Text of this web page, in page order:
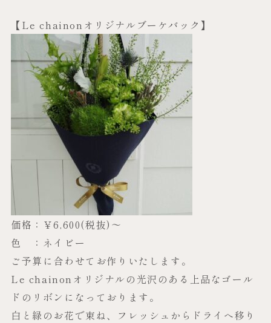
【Le chainonオリジナルブーケバック】
価格：￥6,600(税抜)～
色 ：ネイビー
ご予算に合わせてお作りいたします。
Le chainonオリジナルの光沢のある上品なゴール
ドのリボンになっております。
白と緑のお花で束ね、フレッシュからドライへ移り